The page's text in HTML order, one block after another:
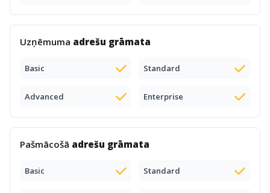
Uzņēmuma adrešu grāmata
Basic Standard
Advanced Enterprise
Pašmācošā adrešu grāmata
Basic Standard